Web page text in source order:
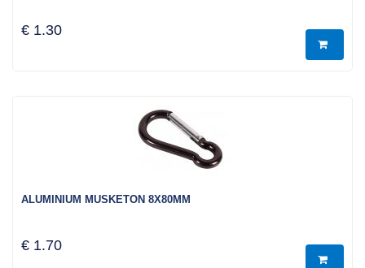
€ 1.30
ALUMINIUM MUSKETON 8X80MM
€ 1.70